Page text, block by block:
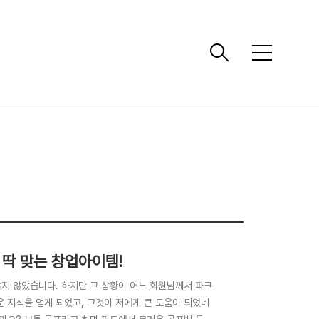
메
맞는 창업아이템!
않았습니다. 하지만 그 상황이 어느 회원님께서 파크
식을 얻게 되었고, 그것이 저에게 큰 도움이 되었네